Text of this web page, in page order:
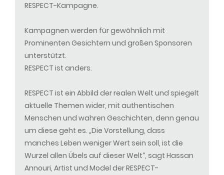
RESPECT-Kampagne.
Kampagnen werden für gewöhnlich mit
Prominenten Gesichtern und großen Sponsoren
unterstützt.
RESPECT ist anders.
RESPECT ist ein Abbild der realen Welt und spiegelt
aktuelle Themen wider, mit authentischen
Menschen und wahren Geschichten, denn genau
um diese geht es. „Die Vorstellung, dass
manches Leben weniger Wert sein soll, ist die
Wurzel allen Übels auf dieser Welt“, sagt Hassan
Annouri, Artist und Model der RESPECT-